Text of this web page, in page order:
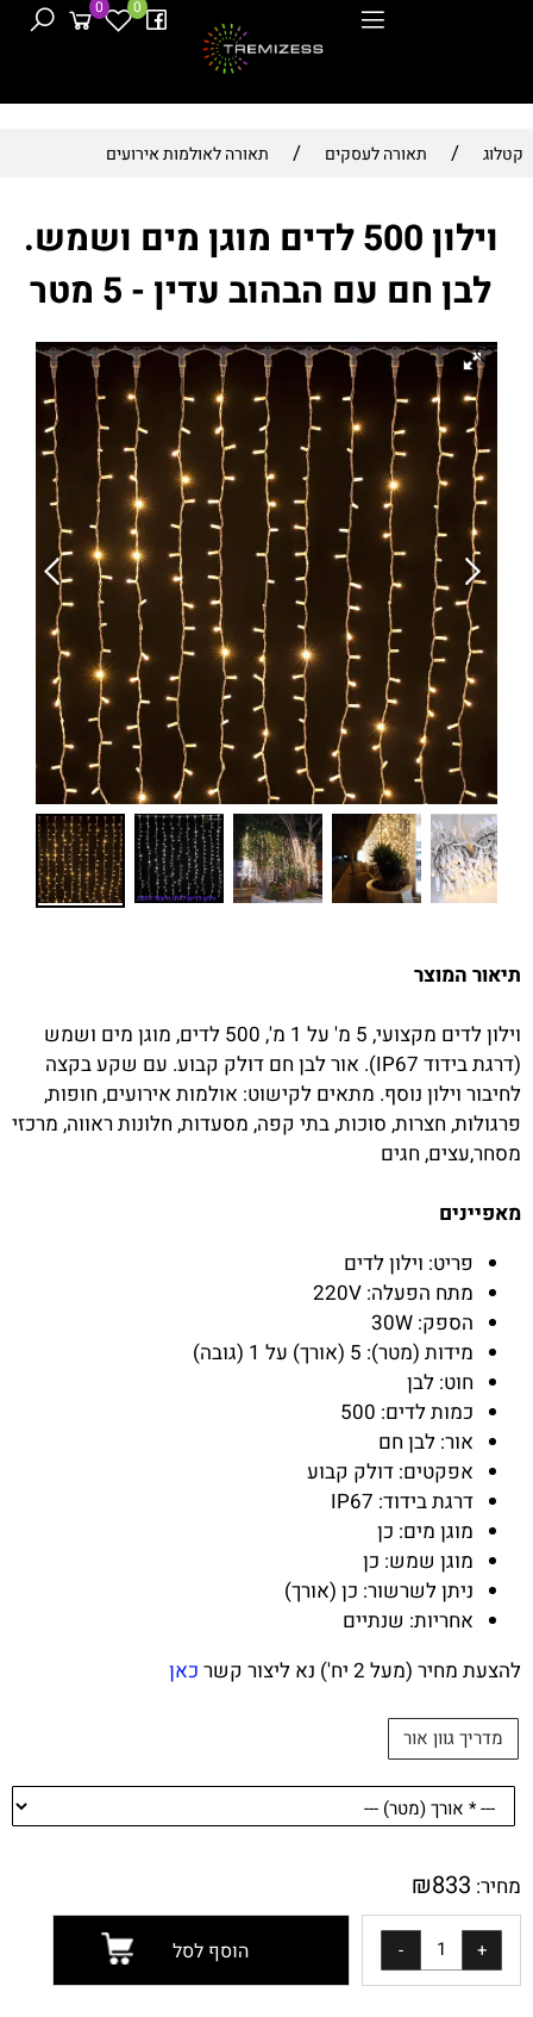
0 0
קטלוג / תאורה לעסקים / תאורה לאולמות אירועים
וילון 500 לדים מוגן מים ושמש.
לבן חם עם הבהוב עדין - 5 מטר
תיאור המוצר
וילון לדים מקצועי, 5 מ' על 1 מ', 500 לדים, מוגן מים ושמש
(דרגת בידוד IP67). אור לבן חם דולק קבוע. עם שקע בקצה
לחיבור וילון נוסף. מתאים לקישוט: אולמות אירועים, חופות,
פרגולות, חצרות, סוכות, בתי קפה, מסעדות, חלונות ראווה, מרכזי
מסחר,עצים, חגים
מאפיינים
פריט: וילון לדים
מתח הפעלה: 220V
הספק: 30W
מידות (מטר): 5 (אורך) על 1 (גובה)
חוט: לבן
כמות לדים: 500
אור: לבן חם
אפקטים: דולק קבוע
דרגת בידוד: IP67
מוגן מים: כן
מוגן שמש: כן
ניתן לשרשור: כן (אורך)
אחריות: שנתיים
להצעת מחיר (מעל 2 יח') נא ליצור קשר
כאן
מדריך גוון אור
מחיר: ₪833
הוסף לסל